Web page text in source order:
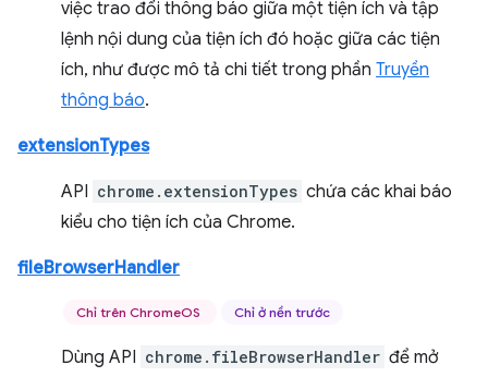
việc trao đổi thông báo giữa một tiện ích và tập
lệnh nội dung của tiện ích đó hoặc giữa các tiện
ích, như được mô tả chi tiết trong phần Truyền
thông báo.
extensionTypes
API chrome.extensionTypes chứa các khai báo
kiểu cho tiện ích của Chrome.
fileBrowserHandler
Chỉ trên ChromeOS Chỉ ở nền trước
Dùng API chrome.fileBrowserHandler để mở